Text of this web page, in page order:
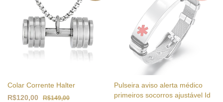
Colar Corrente Halter
R$120,00
R$149,00
Pulseira aviso alerta médico
primeiros socorros ajustável Id